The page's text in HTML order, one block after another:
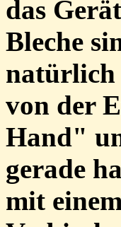
das
Bleche
natürlich
von der
Hand"
gerade
mit